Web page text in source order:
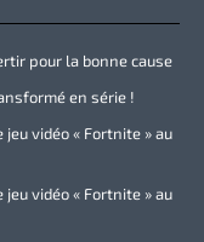
pour la bonne cause
en série !
vidéo « Fortnite » au
vidéo « Fortnite » au